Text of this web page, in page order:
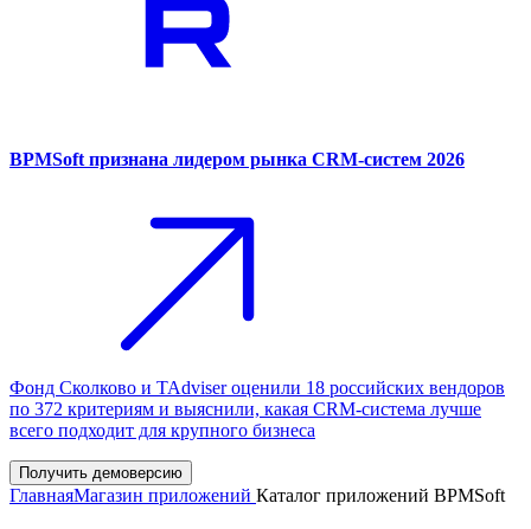
BPMSoft признана лидером рынка CRM-систем 2026
Фонд Сколково и TAdviser оценили 18 российских вендоров
по 372 критериям и выяснили, какая CRM-система лучше
всего подходит для крупного бизнеса
Получить демоверсию
ГлавнаяМагазин приложений Каталог приложений BPMSoft